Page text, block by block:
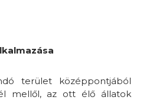
terület középpontjából
mellől, az ott élő állatok